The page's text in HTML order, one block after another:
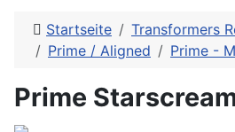
Startseite
Transformers
Prime / Aligned
Prime -
Prime